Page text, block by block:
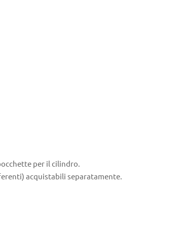
per il cilindro.
acquistabili separatamente.